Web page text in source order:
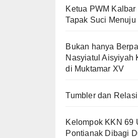
Ketua PWM
Tapak Suci
Bukan hanya
Nasyiatul Aisyiyah
di Muktamar XV
Tumbler dan Relasi
Kelompok KKN 69
Pontianak Dibagi